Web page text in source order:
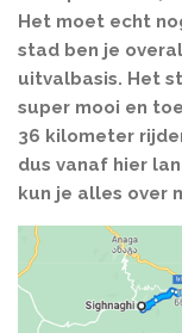
Het moet echt
stad ben je
uitvalbasis. Het
super mooi en
36 kilometer
dus vanaf hier
kun je alles over